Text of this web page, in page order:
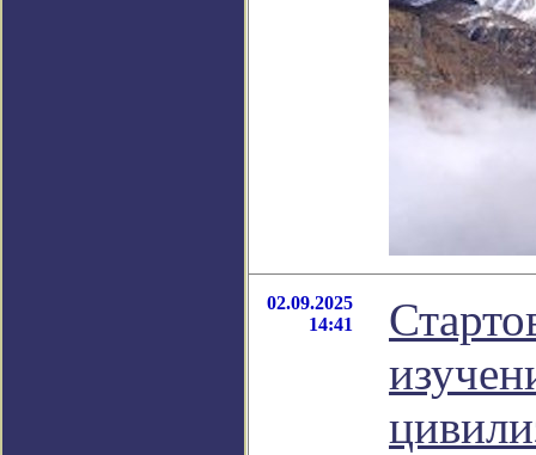
02.09.2025
14:41